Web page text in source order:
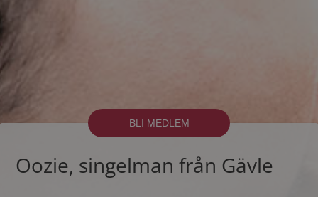
BLI MEDLEM
Oozie, singelman från Gävle